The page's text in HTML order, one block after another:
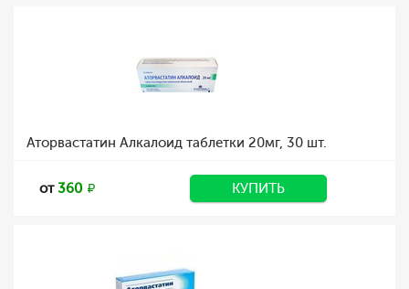
Аторвастатин Алкалоид таблетки 20мг, 30 шт.
от360 КУПИТЬ